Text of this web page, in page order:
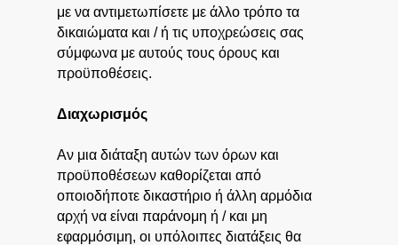
με να αντιμετωπίσετε με άλλο τρόπο τα
δικαιώματα και / ή τις υποχρεώσεις σας
σύμφωνα με αυτούς τους όρους και
προϋποθέσεις.
Διαχωρισμός
Αν μια διάταξη αυτών των όρων και
προϋποθέσεων καθορίζεται από
οποιοδήποτε δικαστήριο ή άλλη αρμόδια
αρχή να είναι παράνομη ή / και μη
εφαρμόσιμη, οι υπόλοιπες διατάξεις θα